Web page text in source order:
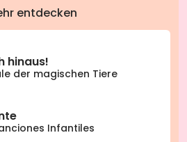
entdecken
hinaus!
der magischen Tiere
Infantiles